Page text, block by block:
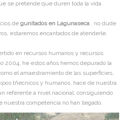
se pretende que duren toda la vida.
de gunitados en Lagunaseca , no dude
estaremos encantados de atenderle.
en recursos humanos y recursos
2004, he estos años hemos depurado la
el amaestramiento de las superficies,
tñecnicos y humanos, hace de nuestra
referente a nivel nacional, consiguiendo
nuestra competencia no han llegado.